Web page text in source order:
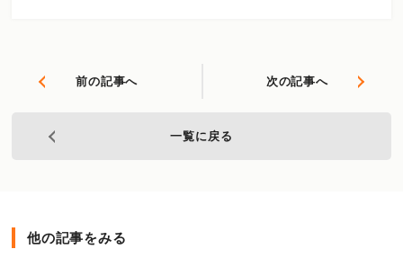
前の記事へ 次の記事へ
一覧に戻る
他の記事をみる